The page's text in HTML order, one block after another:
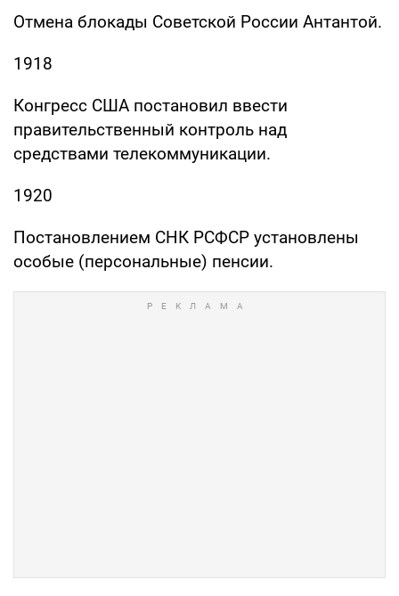
Отмена блокады Советской России Антантой.
1918
Конгресс США постановил ввести
правительственный контроль над
средствами телекоммуникации.
1920
Постановлением СНК РСФСР установлены
особые (персональные) пенсии.